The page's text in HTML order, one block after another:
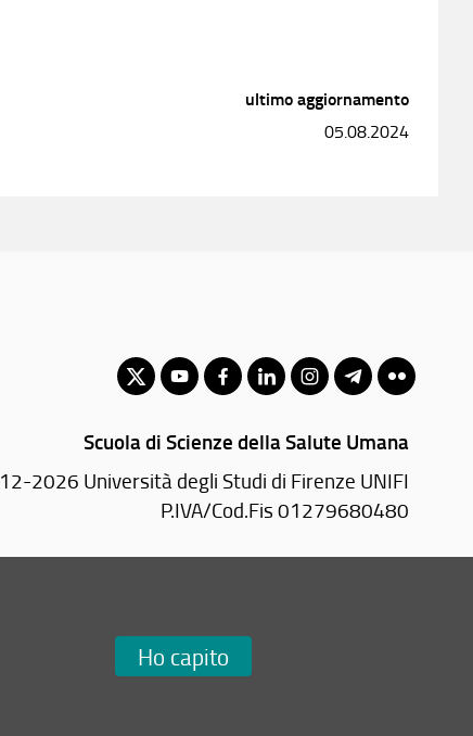
ultimo aggiornamento
05.08.2024
Scuola di Scienze della Salute Umana
2026 Università degli Studi di Firenze UNIFI
P.IVA/Cod.Fis 01279680480
Email:scuola(AT)sc-saluteumana.unifi.it
Ho capito